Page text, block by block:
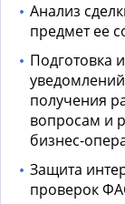
Анализ
предмет ее
Подготовка
получения
вопросам и
бизнес-
Защита
проверок